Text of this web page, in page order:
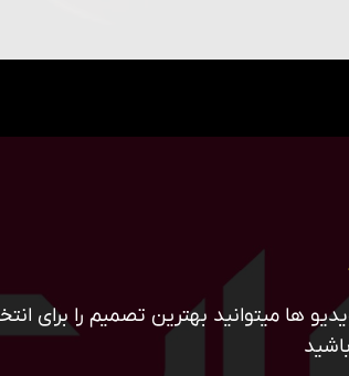
ها میتوانید بهترین تصمیم را برای